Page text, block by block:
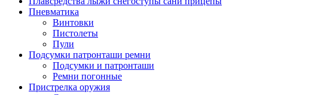
Пневматика
Винтовки
Пистолеты
Пули
Подсумки патронташи ремни
Подсумки и патронташи
Ремни погонные
Пристрелка оружия